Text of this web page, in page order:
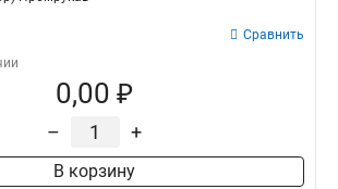
Сравнить
0,00 ₽
– +
В корзину